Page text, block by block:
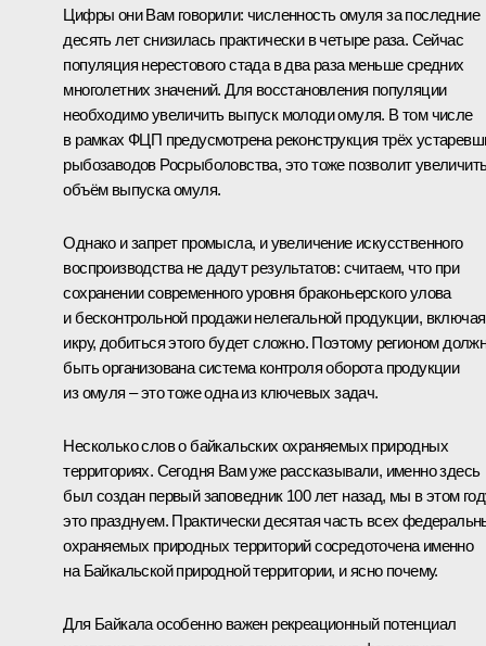
Цифры они Вам говорили: численность омуля за последние
десять лет снизилась практически в четыре раза. Сейчас
популяция нерестового стада в два раза меньше средних
многолетних значений. Для восстановления популяции
необходимо увеличить выпуск молоди омуля. В том числе
в рамках ФЦП предусмотрена реконструкция трёх
рыбозаводов Росрыболовства, это тоже позволит
объём выпуска омуля.
Однако и запрет промысла, и увеличение искусственного
воспроизводства не дадут результатов: считаем, что при
сохранении современного уровня браконьерского улова
и бесконтрольной продажи нелегальной продукции, включая
икру, добиться этого будет сложно. Поэтому регионом
быть организована система контроля оборота продукции
из омуля – это тоже одна из ключевых задач.
Несколько слов о байкальских охраняемых природных
территориях. Сегодня Вам уже рассказывали, именно здесь
был создан первый заповедник 100 лет назад, мы в этом
это празднуем. Практически десятая часть всех
охраняемых природных территорий сосредоточена именно
на Байкальской природной территории, и ясно почему.
Для Байкала особенно важен рекреационный потенциал